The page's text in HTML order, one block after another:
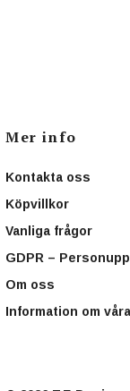
Mer info
Kontakta oss
Köpvillkor
Vanliga frågor
GDPR –
Om oss
Information om